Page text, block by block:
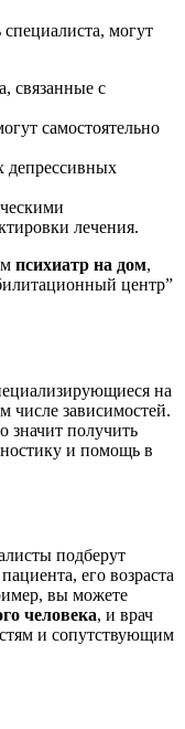
могут
связанные с
самостоятельно
депрессивных
лечения.
психиатр на дом,
центр”
на
числе зависимостей.
значит получить
и помощь в
подберут
его возраста
вы можете
человека, и врач
и сопутствующим